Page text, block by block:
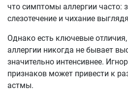
что симптомы аллергии часто:
слезотечение и чихание
Однако есть ключевые
аллергии никогда не бывает
значительно интенсивнее.
признаков может привести к
астмы.